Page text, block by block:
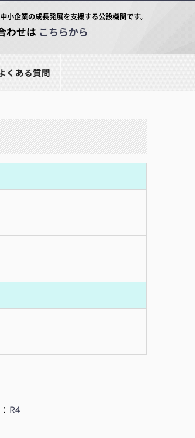
企業の成長発展を支援する公設機関です。
わせは こちらから
くある質問
R4